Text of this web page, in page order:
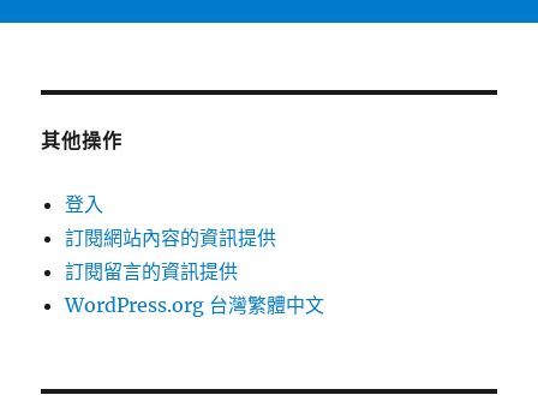
其他操作
登入
訂閱網站內容的資訊提供
訂閱留言的資訊提供
WordPress.org 台灣繁體中文